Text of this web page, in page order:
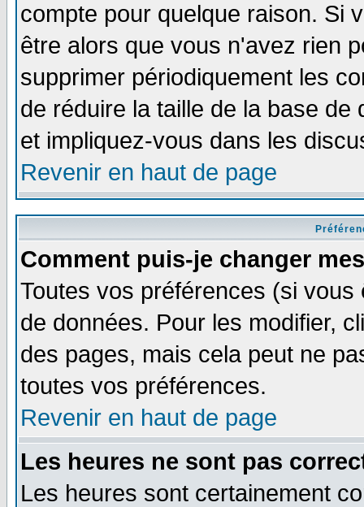
compte pour quelque raison. Si
être alors que vous n'avez rien
supprimer périodiquement les
de réduire la taille de la base
et impliquez-vous dans les
Revenir en haut de page
Comment puis-je changer
Toutes vos préférences (si
de données. Pour les modifier,
des pages, mais cela peut ne
toutes vos préférences.
Revenir en haut de page
Les heures ne sont pas
Les heures sont certainement